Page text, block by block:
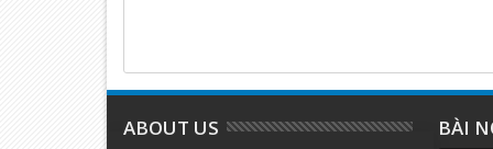
ABOUT US BÀI